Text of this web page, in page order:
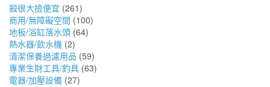
殺很大撿便宜 (261)
商用/無障礙空間 (100)
地板/浴缸落水頭 (64)
熱水器/飲水機 (2)
清潔保養過濾用品 (59)
專業生財工具/釣具 (63)
電器/加壓設備 (27)